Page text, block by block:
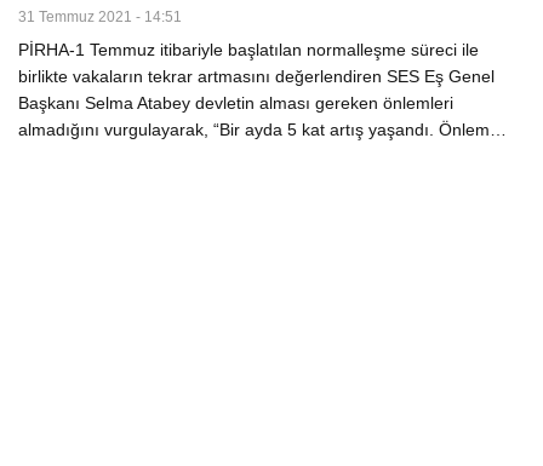
31 Temmuz 2021 - 14:51
PİRHA-1 Temmuz itibariyle başlatılan normalleşme süreci ile
birlikte vakaların tekrar artmasını değerlendiren SES Eş Genel
Başkanı Selma Atabey devletin alması gereken önlemleri
almadığını vurgulayarak, “Bir ayda 5 kat artış yaşandı. Önlem…